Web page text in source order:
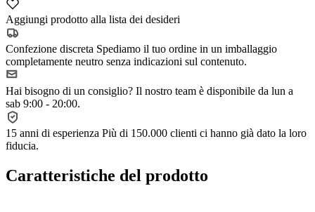
Aggiungi prodotto alla lista dei desideri
Confezione discreta Spediamo il tuo ordine in un imballaggio
completamente neutro senza indicazioni sul contenuto.
Hai bisogno di un consiglio? Il nostro team è disponibile da lun a
sab 9:00 - 20:00.
15 anni di esperienza Più di 150.000 clienti ci hanno già dato la loro
fiducia.
Caratteristiche del prodotto